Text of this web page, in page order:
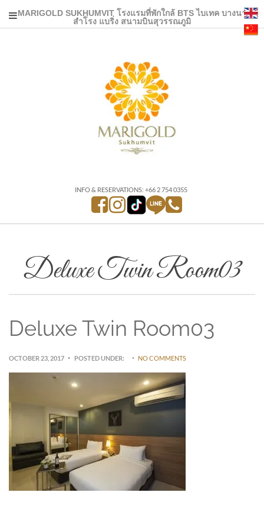
MARIGOLD SUKHUMVIT โรงแรมที่พักใกล้ BTS ไบเทค บางนา
สำโรง แบริ่ง สนามบินสุวรรณภูมิ
INFO & RESERVATIONS: +66 2 754 0355
Deluxe Twin Room03
Deluxe Twin Room03
OCTOBER 23, 2017 POSTED UNDER: NO COMMENTS